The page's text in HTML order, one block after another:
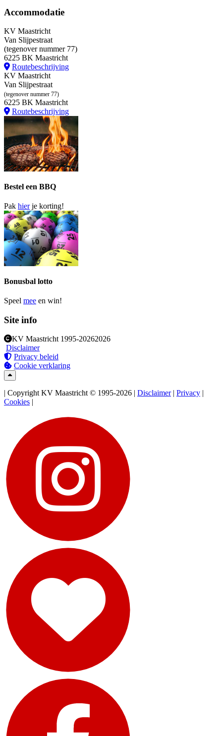
Accommodatie
KV Maastricht
Van Slijpestraat
(tegenover nummer 77)
6225 BK Maastricht
Routebeschrijving
KV Maastricht
Van Slijpestraat
(tegenover nummer 77)
6225 BK Maastricht
Routebeschrijving
Bestel een BBQ
Pak hierje korting!
Bonusbal lotto
Speel mee en win!
Site info
KV Maastricht 1995-20262026
Disclaimer
Privacy beleid
Cookie verklaring
| Copyright KV Maastricht © 1995-2026 | Disclaimer| Privacy |
Cookies |